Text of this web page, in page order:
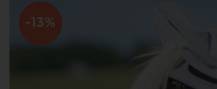
-13%